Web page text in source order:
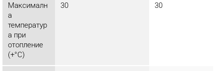
Максималн
а
температур
а при
отопление
(+°C)
30 30